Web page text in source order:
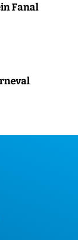
Fanal